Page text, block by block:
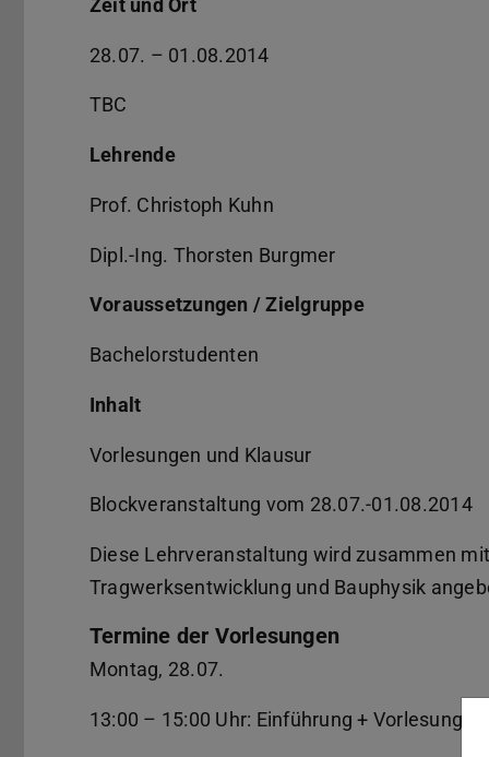
Zeit und Ort
28.07. – 01.08.2014
TBC
Lehrende
Prof. Christoph Kuhn
Dipl.-Ing. Thorsten Burgmer
Voraussetzungen / Zielgruppe
Bachelorstudenten
Inhalt
Vorlesungen und Klausur
Blockveranstaltung vom 28.07.-01.08.2014
Diese Lehrveranstaltung wird zusammen
Tragwerksentwicklung und Bauphysik
Termine der Vorlesungen
Montag, 28.07.
13:00 – 15:00 Uhr: Einführung + Vorlesung 1